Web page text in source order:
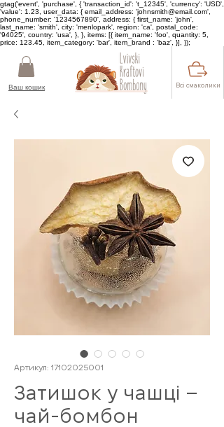
gtag('event', 'purchase', { 'transaction_id': 't_12345', 'currency': 'USD',
'value': 1.23, user_data: { email_address: 'johnsmith@email.com',
phone_number: '1234567890', address: { first_name: 'john',
last_name: 'smith', city: 'menlopark', region: 'ca', postal_code:
'94025', country: 'usa', }, }, items: [{ item_name: 'foo', quantity: 5,
price: 123.45, item_category: 'bar', item_brand : 'baz', }], });
Ваш кошик Всі смаколики
Артикул: 17102025001
Затишок у чашці –
чай-бомбон